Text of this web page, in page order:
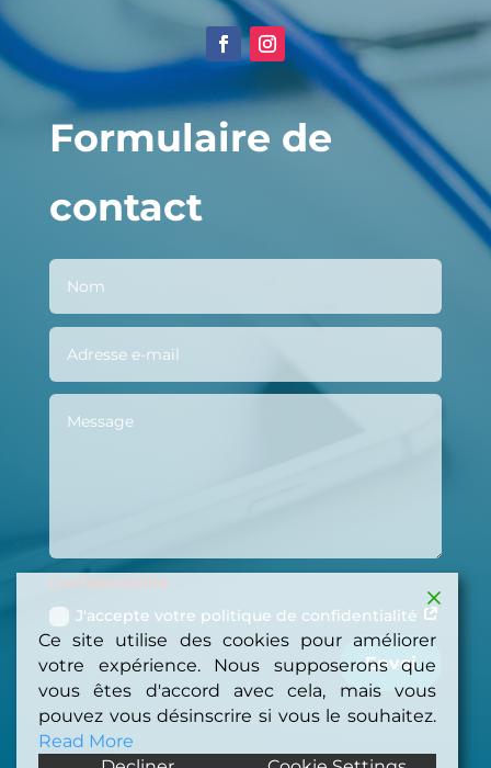
Formulaire de
contact
Confidentialité
J'accepte votre politique de confidentialité
Envoi
Ce site utilise des cookies pour améliorer
votre expérience. Nous supposerons que
vous êtes d'accord avec cela, mais vous
pouvez vous désinscrire si vous le souhaitez.
Read More